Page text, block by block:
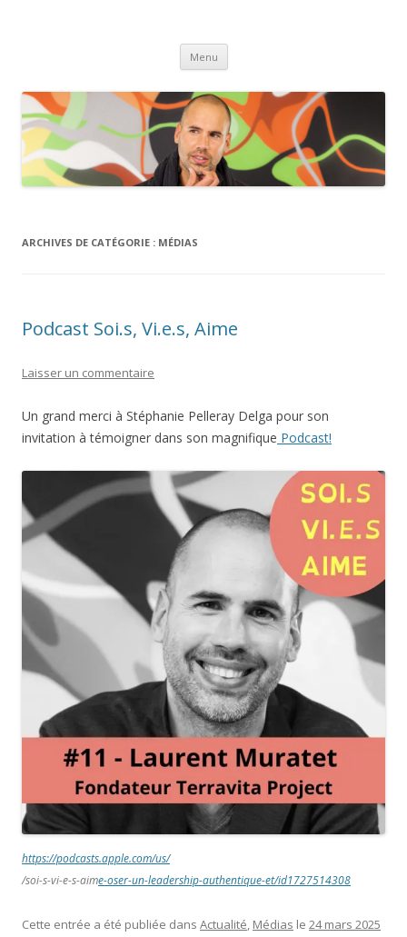
Menu Aller
contenu
ARCHIVES DE CATÉGORIE : MÉDIAS
Podcast Soi.s, Vi.e.s, Aime
Laisser un commentaire
Un grand merci à Stéphanie Pelleray Delga pour son
invitation à témoigner dans son magnifique Podcast!
https://podcasts.apple.com/us/
/soi-s-vi-e-s-aime-oser-un-leadership-authentique-et/id1727514308
Cette entrée a été publiée dans Actualité, Médias le 24 mars 2025